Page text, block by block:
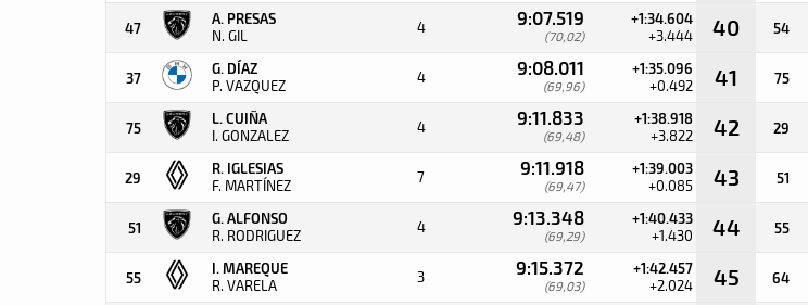
47
A. PRESAS
N. GIL 4 9:07.519
(70,02)
+1:34.604
+3.444 40 54
37
G. DÍAZ
P. VAZQUEZ 4 9:08.011
(69,96)
+1:35.096
+0.492 41 75
75
L. CUIÑA
I. GONZALEZ 4 9:11.833
(69,48)
+1:38.918
+3.822 42 29
29
R. IGLESIAS
F. MARTÍNEZ 7 9:11.918
(69,47)
+1:39.003
+0.085 43 51
51
G. ALFONSO
R. RODRIGUEZ 4 9:13.348
(69,29)
+1:40.433
+1.430 44 55
55
I. MAREQUE
R. VARELA 3 9:15.372
(69,03)
+1:42.457
+2.024 45 64